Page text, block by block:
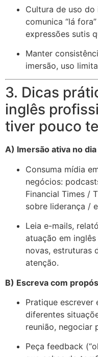
Cultura de uso
comunica “lá
expressões sutis
Manter
imersão, uso
3. Dicas
inglês
tiver pouco
A) Imersão ativa no dia
Consuma mídia
negócios:
Financial Times /
sobre liderança /
Leia e-mails,
atuação em
novas, estruturas
atenção.
B) Escreva com
Pratique escrever
diferentes
reunião, negociar
Peça feedback